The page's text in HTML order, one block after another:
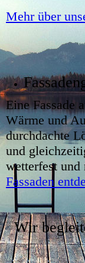
Mehr über
Eine Fassade
Wärme und
durchdachte
und
wetterfest
Fassaden
Wir